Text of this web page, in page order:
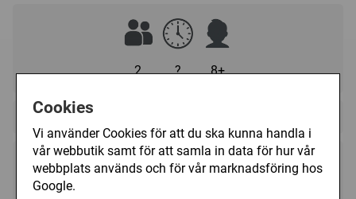
Cookies
Vi använder Cookies för att du ska kunna handla i
vår webbutik samt för att samla in data för hur vår
webbplats används och för vår marknadsföring hos
Google.
2 ? 8+
35 kr(149 kr) Utgått